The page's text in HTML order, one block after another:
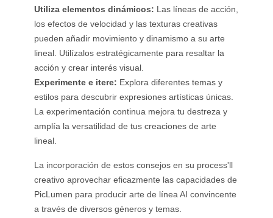
Utiliza elementos dinámicos: Las líneas de acción,
los efectos de velocidad y las texturas creativas
pueden añadir movimiento y dinamismo a su arte
lineal. Utilízalos estratégicamente para resaltar la
acción y crear interés visual.
Experimente e itere: Explora diferentes temas y
estilos para descubrir expresiones artísticas únicas.
La experimentación continua mejora tu destreza y
amplía la versatilidad de tus creaciones de arte
lineal.
La incorporación de estos consejos en su process'll
creativo aprovechar eficazmente las capacidades de
PicLumen para producir arte de línea AI convincente
a través de diversos géneros y temas.